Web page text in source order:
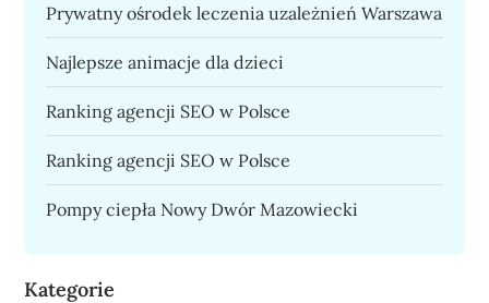
Prywatny ośrodek leczenia uzależnień Warszawa
Najlepsze animacje dla dzieci
Ranking agencji SEO w Polsce
Ranking agencji SEO w Polsce
Pompy ciepła Nowy Dwór Mazowiecki
Kategorie